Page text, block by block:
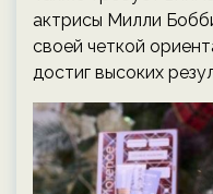
актрисы Милли
своей четкой
достиг высоких